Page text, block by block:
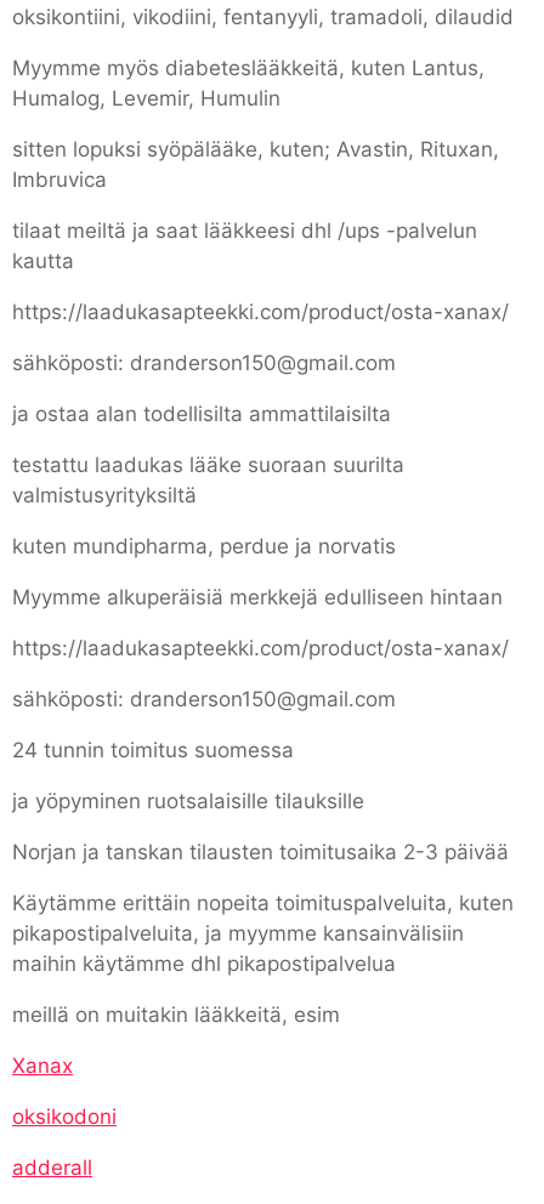
oksikontiini, vikodiini, fentanyyli, tramadoli, dilaudid
Myymme myös diabeteslääkkeitä, kuten Lantus,
Humalog, Levemir, Humulin
sitten lopuksi syöpälääke, kuten; Avastin, Rituxan,
Imbruvica
tilaat meiltä ja saat lääkkeesi dhl /ups -palvelun
kautta
https://laadukasapteekki.com/product/osta-xanax/
sähköposti: dranderson150@gmail.com
ja ostaa alan todellisilta ammattilaisilta
testattu laadukas lääke suoraan suurilta
valmistusyrityksiltä
kuten mundipharma, perdue ja norvatis
Myymme alkuperäisiä merkkejä edulliseen hintaan
https://laadukasapteekki.com/product/osta-xanax/
sähköposti: dranderson150@gmail.com
24 tunnin toimitus suomessa
ja yöpyminen ruotsalaisille tilauksille
Norjan ja tanskan tilausten toimitusaika 2-3 päivää
Käytämme erittäin nopeita toimituspalveluita, kuten
pikapostipalveluita, ja myymme kansainvälisiin
maihin käytämme dhl pikapostipalvelua
meillä on muitakin lääkkeitä, esim
Xanax
oksikodoni
adderall